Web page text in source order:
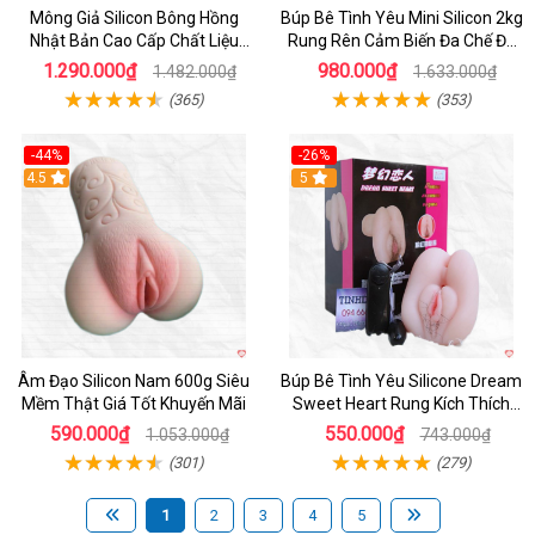
Mông Giả Silicon Bông Hồng
Nhật Bản Cao Cấp Chất Liệu
Mềm Mại
1.290.000₫ 1.482.000₫
(365)
Búp Bê Tình Yêu Mini Silicon 2kg
Rung Rên Cảm Biến Đa Chế Độ
Sành Điệu
980.000₫ 1.633.000₫
(353)
-44%
4.5
Âm Đạo Silicon Nam 600g Siêu
Mềm Thật Giá Tốt Khuyến Mãi
590.000₫ 1.053.000₫
(301)
-26%
Hot
5
Búp Bê Tình Yêu Silicone Dream
Sweet Heart Rung Kích Thích
Mua
550.000₫ 743.000₫
(279)
1 2 3 4 5